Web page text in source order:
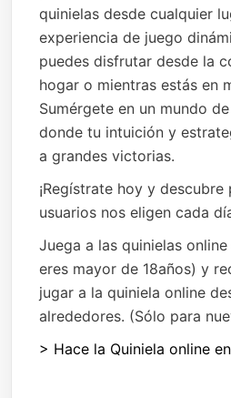
quinielas desde cualquier
experiencia de juego
puedes disfrutar desde la
hogar o mientras estás en
Sumérgete en un mundo
donde tu intuición y
a grandes victorias.
¡Regístrate hoy y
usuarios nos eligen cada
Juega a las quinielas
eres mayor de 18años) y
jugar a la quiniela online
alrededores. (Sólo para
> Hace la Quiniela online